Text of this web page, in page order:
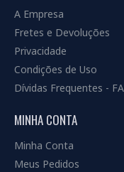
A Empresa
Fretes e Devoluções
Privacidade
Condições de Uso
Dívidas Frequentes -
MINHA CONTA
Minha Conta
Meus Pedidos